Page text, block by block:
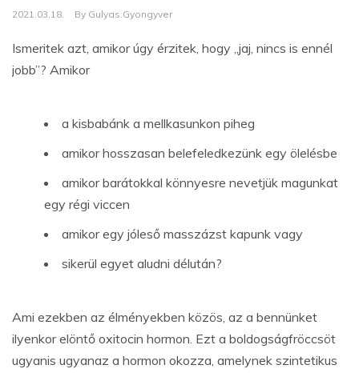
2021.03.18. By Gulyas.gyongyver
Ismeritek azt, amikor úgy érzitek, hogy „jaj, nincs is ennél
jobb”? Amikor
a kisbabánk a mellkasunkon piheg
amikor hosszasan belefeledkezünk egy ölelésbe
amikor barátokkal könnyesre nevetjük magunkat
egy régi viccen
amikor egy jóleső masszázst kapunk vagy
sikerül egyet aludni délután?
Ami ezekben az élményekben közös, az a bennünket
ilyenkor elöntő oxitocin hormon. Ezt a boldogságfröccsöt
ugyanis ugyanaz a hormon okozza, amelynek szintetikus